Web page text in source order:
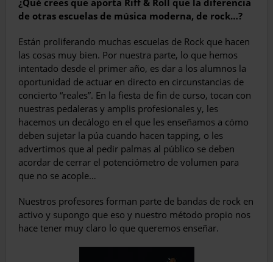
¿Qué crees que aporta Riff & Roll que la diferencia
de otras escuelas de música moderna, de rock…?
Están proliferando muchas escuelas de Rock que hacen
las cosas muy bien. Por nuestra parte, lo que hemos
intentado desde el primer año, es dar a los alumnos la
oportunidad de actuar en directo en circunstancias de
concierto “reales”. En la fiesta de fin de curso, tocan con
nuestras pedaleras y amplis profesionales y, les
hacemos un decálogo en el que les enseñamos a cómo
deben sujetar la púa cuando hacen tapping, o les
advertimos que al pedir palmas al público se deben
acordar de cerrar el potenciómetro de volumen para
que no se acople…
Nuestros profesores forman parte de bandas de rock en
activo y supongo que eso y nuestro método propio nos
hace tener muy claro lo que queremos enseñar.